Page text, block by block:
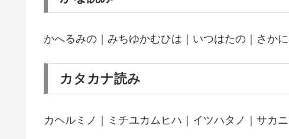
かへるみの｜みちゆかむひは｜いつはたの｜さか
カタカナ読み
カヘルミノ｜ミチユカムヒハ｜イツハタノ｜サカ